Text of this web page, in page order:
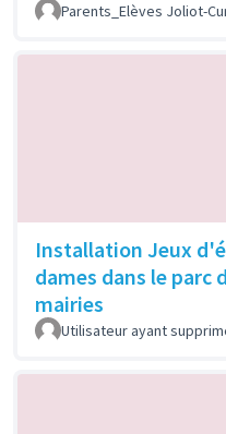
Parents_Elèves Joliot-
Installation Jeux
dames dans le parc
mairies
Utilisateur ayant